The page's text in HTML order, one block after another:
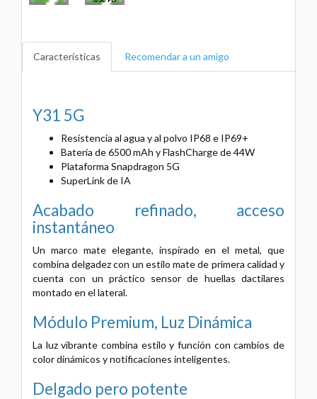
Características Recomendar a un amigo
Y31 5G
Resistencia al agua y al polvo IP68 e IP69+
Batería de 6500 mAh y FlashCharge de 44W
Plataforma Snapdragon 5G
SuperLink de IA
Acabado refinado, acceso
instantáneo
Un marco mate elegante, inspirado en el metal, que
combina delgadez con un estilo mate de primera calidad y
cuenta con un práctico sensor de huellas dactilares
montado en el lateral.
Módulo Premium, Luz Dinámica
La luz vibrante combina estilo y función con cambios de
color dinámicos y notificaciones inteligentes.
Delgado pero potente